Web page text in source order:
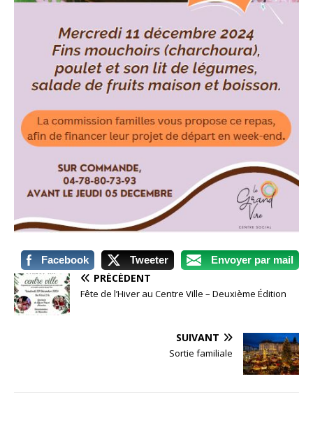
Facebook Tweeter Envoyer par mail
PRÉCÉDENT
Fête de l’Hiver au Centre Ville – Deuxième Édition
SUIVANT
Sortie familiale